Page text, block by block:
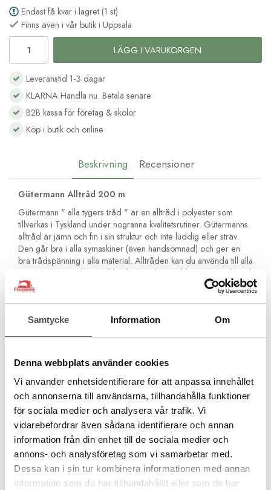
Samtycke Information Om
Denna webbplats använder cookies
Vi använder enhetsidentifierare för att anpassa innehållet
och annonserna till användarna, tillhandahålla funktioner
för sociala medier och analysera vår trafik. Vi
vidarebefordrar även sådana identifierare och annan
information från din enhet till de sociala medier och
annons- och analysföretag som vi samarbetar med.
Dessa kan i sin tur kombinera informationen med annan
information som du har tillhandahållit eller som de har
Endast få kvar i lagret (1 st)
Finns även i vår butik i Uppsala
LÄGG I VARUKORGEN
Leveranstid 1-3 dagar
KLARNA Handla nu. Betala senare
B2B kassa för företag & skolor
Köp i butik och online
Beskrivning Recensioner
Gütermann Alltråd 200 m
Gütermann " alla tygers tråd " är en alltråd i polyester som
tillverkas i Tyskland under nogranna kvalitetsrutiner. Gütermanns
alltråd är jämn och fin i sin struktur och inte luddig eller sträv.
Den går bra i alla symaskiner (även handsömnad) och ger en
bra trådspänning i alla material. Alltråden kan du använda till alla
tyger. Den är stark och åldersbeständig och blir inte spröd med
åren. Den är även något elastisk för extra hållbarhet.
Är ditt tyg nytt och det är ett tyg som krymper så
rekommenderar vi att du tvättar det innan du syr i det. Tråden
krymper inte!Du kan inte använda polyestertråd ifall du skall
färga om plagget!
För alla material och sömmar
Inga olika tjocka partier. Jämn kvalitet för perfekta stygn
För overlocksömmar och kastsömmar
För förstärkta sömmar och fällsömmar
För knapphål och knappsömnad
För fina ornamentstygn och dekorsömmar
Åldersbeständig och håller med tiden
Rekommenderad nål Universal Nr 70-90